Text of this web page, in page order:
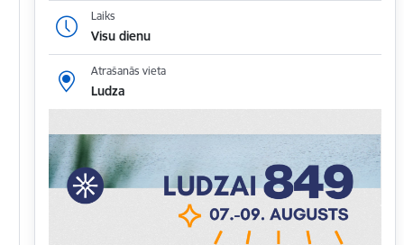
Laiks
Visu dienu
Atrašanās vieta
Ludza